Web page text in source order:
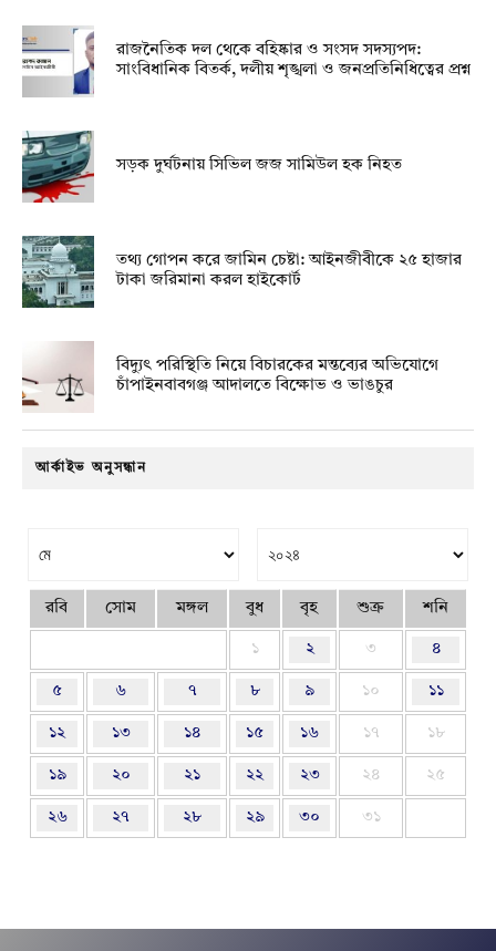
রাজনৈতিক দল থেকে বহিষ্কার ও সংসদ সদস্যপদ:
সাংবিধানিক বিতর্ক, দলীয় শৃঙ্খলা ও জনপ্রতিনিধিত্বের প্রশ্ন
সড়ক দুর্ঘটনায় সিভিল জজ সামিউল হক নিহত
তথ্য গোপন করে জামিন চেষ্টা: আইনজীবীকে ২৫ হাজার
টাকা জরিমানা করল হাইকোর্ট
বিদ্যুৎ পরিস্থিতি নিয়ে বিচারকের মন্তব্যের অভিযোগে
চাঁপাইনবাবগঞ্জ আদালতে বিক্ষোভ ও ভাঙচুর
আর্কাইভ অনুসন্ধান
রবি সোম মঙ্গল বুধ বৃহ শুক্র শনি
১ ২ ৩ ৪
৫ ৬ ৭ ৮ ৯ ১০ ১১
১২ ১৩ ১৪ ১৫ ১৬ ১৭ ১৮
১৯ ২০ ২১ ২২ ২৩ ২৪ ২৫
২৬ ২৭ ২৮ ২৯ ৩০ ৩১